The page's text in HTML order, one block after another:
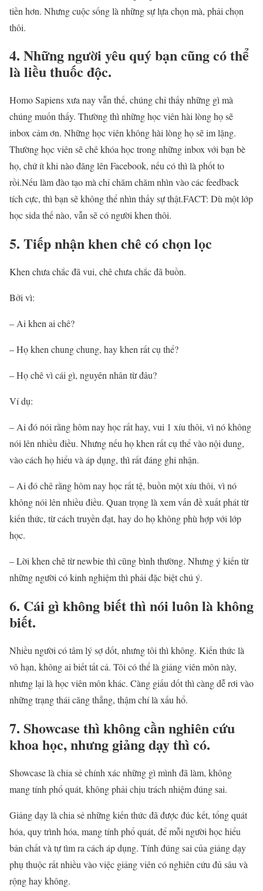
tiền hơn. Nhưng cuộc sống là những sự lựa chọn mà, phải chọn
thôi.
4. Những người yêu quý bạn cũng có thể
là liều thuốc độc.
Homo Sapiens xưa nay vẫn thế, chúng chỉ thấy những gì mà
chúng muốn thấy. Thường thì những học viên hài lòng họ sẽ
inbox cảm ơn. Những học viên không hài lòng họ sẽ im lặng.
Thường học viên sẽ chê khóa học trong những inbox với bạn bè
họ, chứ ít khi nào đăng lên Facebook, nếu có thì là phốt to
rồi.Nếu làm đào tạo mà chỉ chăm chăm nhìn vào các feedback
tích cực, thì bạn sẽ không thể nhìn thấy sự thật.FACT: Dù một lớp
học sida thế nào, vẫn sẽ có người khen thôi.
5. Tiếp nhận khen chê có chọn lọc
Khen chưa chắc đã vui, chê chưa chắc đã buồn.
Bởi vì:
– Ai khen ai chê?
– Họ khen chung chung, hay khen rất cụ thể?
– Họ chê vì cái gì, nguyên nhân từ đâu?
Ví dụ:
– Ai đó nói rằng hôm nay học rất hay, vui 1 xíu thôi, vì nó không
nói lên nhiều điều. Nhưng nếu họ khen rất cụ thể vào nội dung,
vào cách họ hiểu và áp dụng, thì rất đáng ghi nhận.
– Ai đó chê rằng hôm nay học rất tệ, buồn một xíu thôi, vì nó
không nói lên nhiều điều. Quan trọng là xem vấn đề xuất phát từ
kiến thức, từ cách truyền đạt, hay do họ không phù hợp với lớp
học.
– Lời khen chê từ newbie thì cũng bình thường. Nhưng ý kiến từ
những người có kinh nghiệm thì phải đặc biệt chú ý.
6. Cái gì không biết thì nói luôn là không
biết.
Nhiều người có tâm lý sợ dốt, nhưng tôi thì không. Kiến thức là
vô hạn, không ai biết tất cả. Tôi có thể là giảng viên môn này,
nhưng lại là học viên môn khác. Càng giấu dốt thì càng dễ rơi vào
những trạng thái căng thẳng, thậm chí là xấu hổ.
7. Showcase thì không cần nghiên cứu
khoa học, nhưng giảng dạy thì có.
Showcase là chia sẻ chính xác những gì mình đã làm, không
mang tính phổ quát, không phải chịu trách nhiệm đúng sai.
Giảng dạy là chia sẻ những kiến thức đã được đúc kết, tổng quát
hóa, quy trình hóa, mang tính phổ quát, để mỗi người học hiểu
bản chất và tự tìm ra cách áp dụng. Tính đúng sai của giảng dạy
phụ thuộc rất nhiều vào việc giảng viên có nghiên cứu đủ sâu và
rộng hay không.